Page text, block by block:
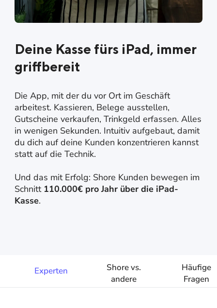
Deine Kasse fürs iPad, immer
griffbereit
Die App, mit der du vor Ort im Geschäft
arbeitest. Kassieren, Belege ausstellen,
Gutscheine verkaufen, Trinkgeld erfassen. Alles
in wenigen Sekunden. Intuitiv aufgebaut, damit
du dich auf deine Kunden konzentrieren kannst
statt auf die Technik.
Und das mit Erfolg: Shore Kunden bewegen im
Schnitt 110.000€ pro Jahr über die iPad-
Kasse.
Experten
Shore vs.
andere
Anbieter
Häufige
Fragen